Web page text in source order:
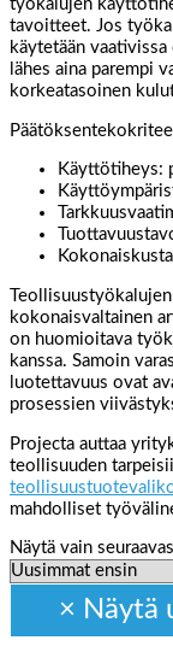
työkalujen
tavoitteet. Jos
käytetään
lähes aina parempi
korkeatasoinen
Käyttötiheys:
kokonaisvaltainen
on huomioitava
kanssa. Samoin
luotettavuus ovat
prosessien
Projecta auttaa
teollisuuden
mahdolliset
Näytä vain